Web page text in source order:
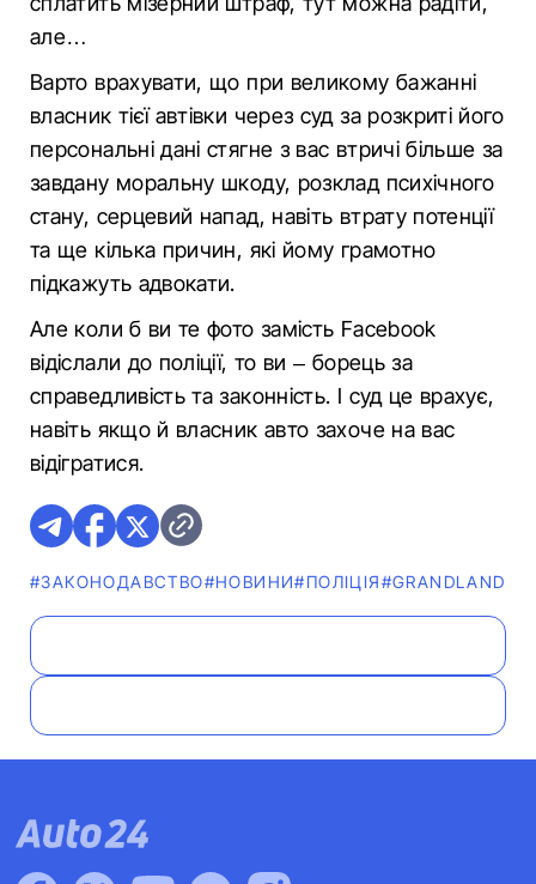
але…
Варто врахувати, що при великому бажанні
власник тієї автівки через суд за розкриті його
персональні дані стягне з вас втричі більше за
завдану моральну шкоду, розклад психічного
стану, серцевий напад, навіть втрату потенції
та ще кілька причин, які йому грамотно
підкажуть адвокати.
Але коли б ви те фото замість Facebook
відіслали до поліції, то ви – борець за
справедливість та законність. І суд це врахує,
навіть якщо й власник авто захоче на вас
відігратися.
#ЗАКОНОДАВСТВО#НОВИНИ#ПОЛІЦІЯ#GRANDLAND